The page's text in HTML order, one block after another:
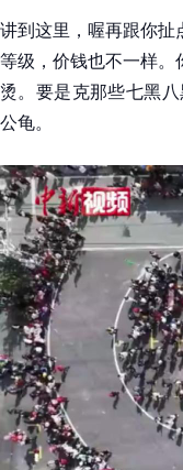
讲到这里，喔再跟你
等级，价钱也不一样
烫。要是克那些七黑
公龟。